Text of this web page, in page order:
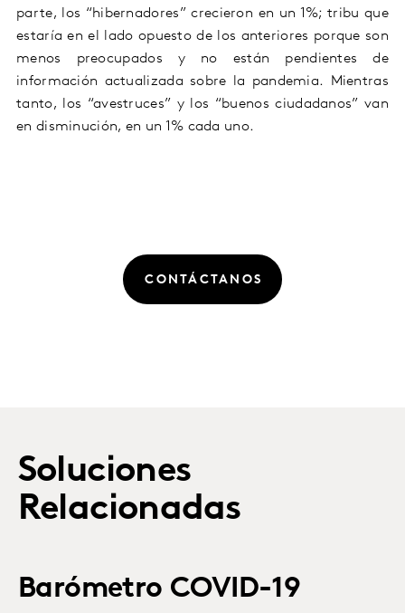
parte, los “hibernadores” crecieron en un 1%; tribuque
estaría en el lado opuesto de los anteriores porque son
menos preocupados y no están pendientes de
información actualizada sobre la pandemia. Mientras
tanto, los “avestruces” y los “buenos ciudadanos” van
en disminución, en un 1% cada uno.
CONTÁCTANOS
Soluciones
Relacionadas
Barómetro COVID-19